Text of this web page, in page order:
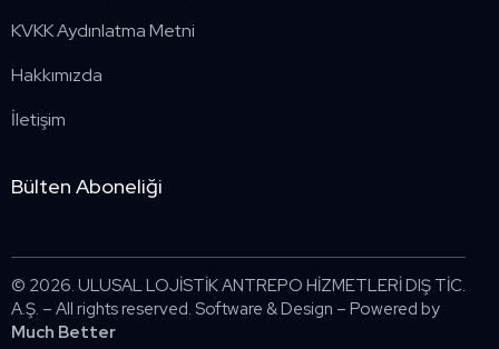
KVKK Aydınlatma Metni
Hakkımızda
İletişim
Bülten Aboneliği
© 2026. ULUSAL LOJİSTİK ANTREPO HİZMETLERİ DIŞ TİC.
A.Ş. – All rights reserved. Software & Design – Powered by
Much Better